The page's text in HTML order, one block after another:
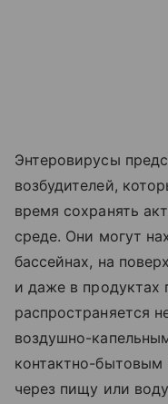
Энтеровирусы
возбудителей,
время сохранять
среде. Они могут
бассейнах, на
и даже в продуктах
распространяется
воздушно-
контактно-
через пищу или